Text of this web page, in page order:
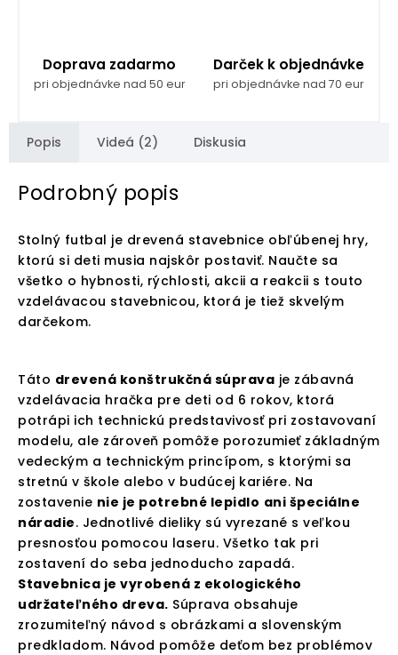
Doprava zadarmo
pri objednávke nad 50 eur
Darček k objednávke
pri objednávke nad 70 eur
Popis Videá (2) Diskusia
Podrobný popis
Stolný futbal je drevená stavebnice obľúbenej hry,
ktorú si deti musia najskôr postaviť. Naučte sa
všetko o hybnosti, rýchlosti, akcii a reakcii s touto
vzdelávacou stavebnicou, ktorá je tiež skvelým
darčekom.
Táto drevená konštrukčná súprava je zábavná
vzdelávacia hračka pre deti od 6 rokov, ktorá
potrápi ich technickú predstavivosť pri zostavovaní
modelu, ale zároveň pomôže porozumieť základným
vedeckým a technickým princípom, s ktorými sa
stretnú v škole alebo v budúcej kariére. Na
zostavenie nie je potrebné lepidlo ani špeciálne
náradie. Jednotlivé dieliky sú vyrezané s veľkou
presnosťou pomocou laseru. Všetko tak pri
zostavení do seba jednoducho zapadá.
Stavebnica je vyrobená z ekologického
udržateľného dreva. Súprava obsahuje
zrozumiteľný návod s obrázkami a slovenským
predkladom. Návod pomôže deťom bez problémov